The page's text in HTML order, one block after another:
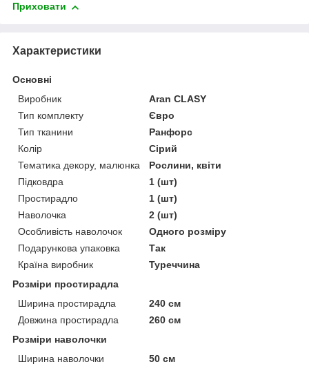
Приховати
Характеристики
Основні
Виробник
Aran CLASY
Тип комплекту
Євро
Тип тканини
Ранфорс
Колір
Сірий
Тематика декору, малюнка
Рослини, квіти
Підковдра
1 (шт)
Простирадло
1 (шт)
Наволочка
2 (шт)
Особливість наволочок
Одного розміру
Подарункова упаковка
Так
Країна виробник
Туреччина
Розміри простирадла
Ширина простирадла
240 см
Довжина простирадла
260 см
Розміри наволочки
Ширина наволочки
50 см